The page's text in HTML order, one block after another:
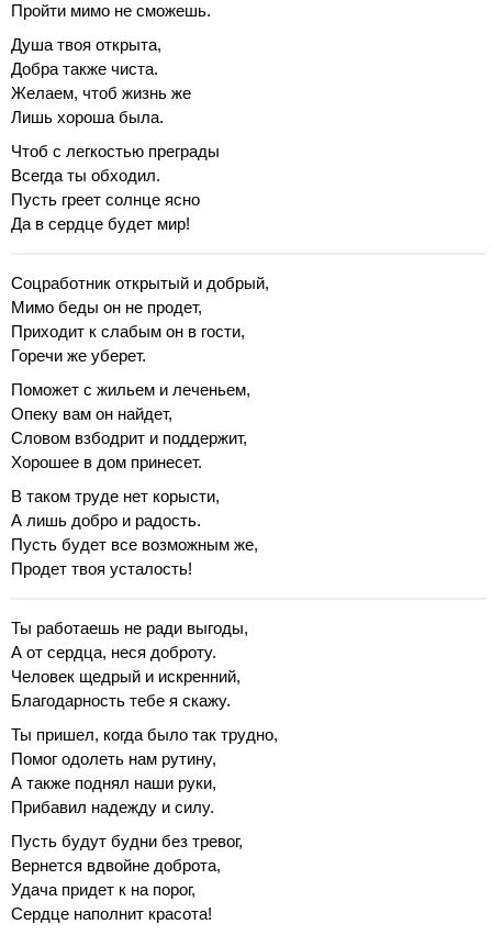
Пройти мимо не сможешь.
Душа твоя открыта,
Добра также чиста.
Желаем, чтоб жизнь же
Лишь хороша была.
Чтоб с легкостью преграды
Всегда ты обходил.
Пусть греет солнце ясно
Да в сердце будет мир!
Соцработник открытый и добрый,
Мимо беды он не продет,
Приходит к слабым он в гости,
Горечи же уберет.
Поможет с жильем и леченьем,
Опеку вам он найдет,
Словом взбодрит и поддержит,
Хорошее в дом принесет.
В таком труде нет корысти,
А лишь добро и радость.
Пусть будет все возможным же,
Продет твоя усталость!
Ты работаешь не ради выгоды,
А от сердца, неся доброту.
Человек щедрый и искренний,
Благодарность тебе я скажу.
Ты пришел, когда было так трудно,
Помог одолеть нам рутину,
А также поднял наши руки,
Прибавил надежду и силу.
Пусть будут будни без тревог,
Вернется вдвойне доброта,
Удача придет к на порог,
Сердце наполнит красота!